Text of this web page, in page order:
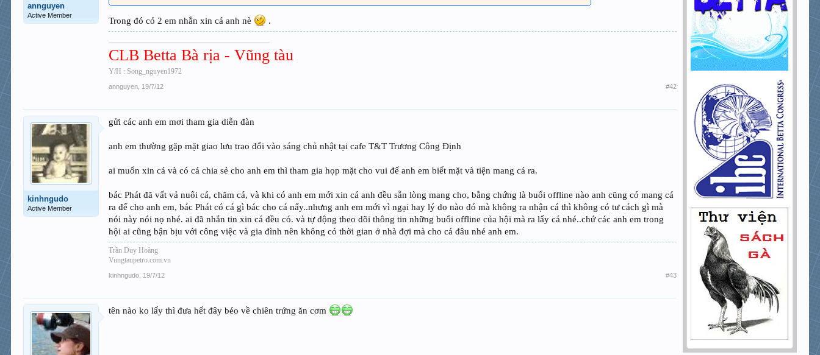
annguyen
Active Member
Trong đó có 2 em nhắn xin cá anh nè .
CLB Betta Bà rịa - Vũng tàu
Y/H : Song_nguyen1972
annguyen 19/7/12 #42
kinhngudo
Active Member
gửi các anh em mơi tham gia diễn đàn
anh em thường gặp mặt giao lưu trao đổi vào sáng chủ nhật tại cafe T&T Trương Công Định
ai muốn xin cá và có cá chia sẻ cho anh em thì tham gia họp mặt cho vui để anh em biết mặt và tiện mang cá ra.
bác Phát đã vất vả nuôi cá, chăm cá, và khi có anh em mới xin cá anh đều sẵn lòng mang cho, bằng chứng là buổi offline nào anh cũng có mang cá
ra để cho anh em, bác Phát có cá gì bác cho cá nấy..nhưng anh em mới vì ngại hay lý do nào đó mà không ra nhận cá thì không có tư cách gì mà
nói này nói nọ nhé. ai đã nhắn tin xin cá đều có. và tự động theo dõi thông tin những buổi offline của hội mà ra lấy cá nhé..chứ các anh em trong
hội ai cũng bận bịu với công việc và gia đình nên không có thời gian ở nhà đợi mà cho cá đâu nhé anh em.
Trần Duy Hoàng
Vungtaupetro.com.vn
kinhngudo 19/7/12 #43
tên nào ko lấy thì đưa hết đây béo về chiên trứng ăn cơm